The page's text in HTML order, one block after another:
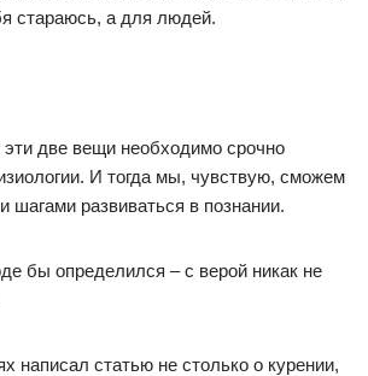
стараюсь, а для людей.
эти две вещи необходимо срочно
И тогда мы, чувствую, сможем
развиваться в познании.
бы определился – с верой никак не
написал статью не столько о курении,